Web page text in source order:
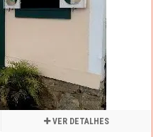
VER DETALHES